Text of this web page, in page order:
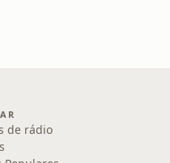
de rádio